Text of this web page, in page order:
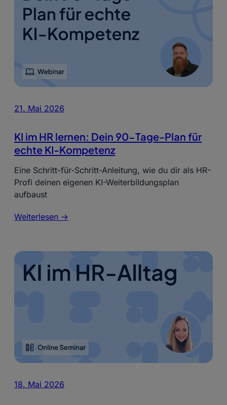
21. Mai 2026
KI im HR lernen: Dein 90-Tage-Plan für
echte KI-Kompetenz
Eine Schritt-für-Schritt-Anleitung, wie du dir als HR-
Profi deinen eigenen KI-Weiterbildungsplan
aufbaust
Weiterlesen ->
18. Mai 2026